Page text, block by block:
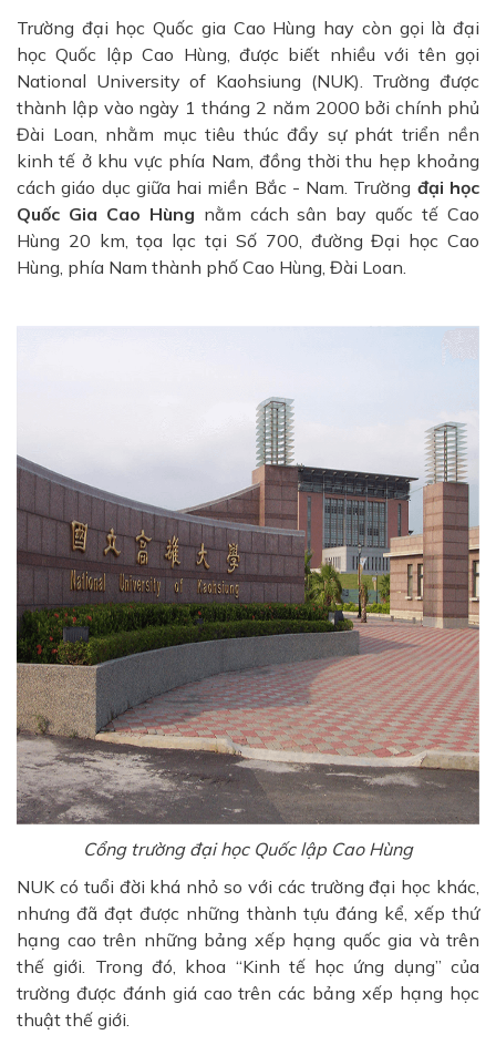
Trường đại học Quốc gia Cao Hùng hay còn gọi là đại
học Quốc lập Cao Hùng, được biết nhiều với tên gọi
National University of Kaohsiung (NUK). Trường được
thành lập vào ngày 1 tháng 2 năm 2000 bởi chính phủ
Đài Loan, nhằm mục tiêu thúc đẩy sự phát triển nền
kinh tế ở khu vực phía Nam, đồng thời thu hẹp khoảng
cách giáo dục giữa hai miền Bắc - Nam. Trường đại học
Quốc Gia Cao Hùng nằm cách sân bay quốc tế Cao
Hùng 20 km, tọa lạc tại Số 700, đường Đại học Cao
Hùng, phía Nam thành phố Cao Hùng, Đài Loan.
Cổng trường đại học Quốc lập Cao Hùng
NUK có tuổi đời khá nhỏ so với các trường đại học khác,
nhưng đã đạt được những thành tựu đáng kể, xếp thứ
hạng cao trên những bảng xếp hạng quốc gia và trên
thế giới. Trong đó, khoa “Kinh tế học ứng dụng” của
trường được đánh giá cao trên các bảng xếp hạng học
thuật thế giới.